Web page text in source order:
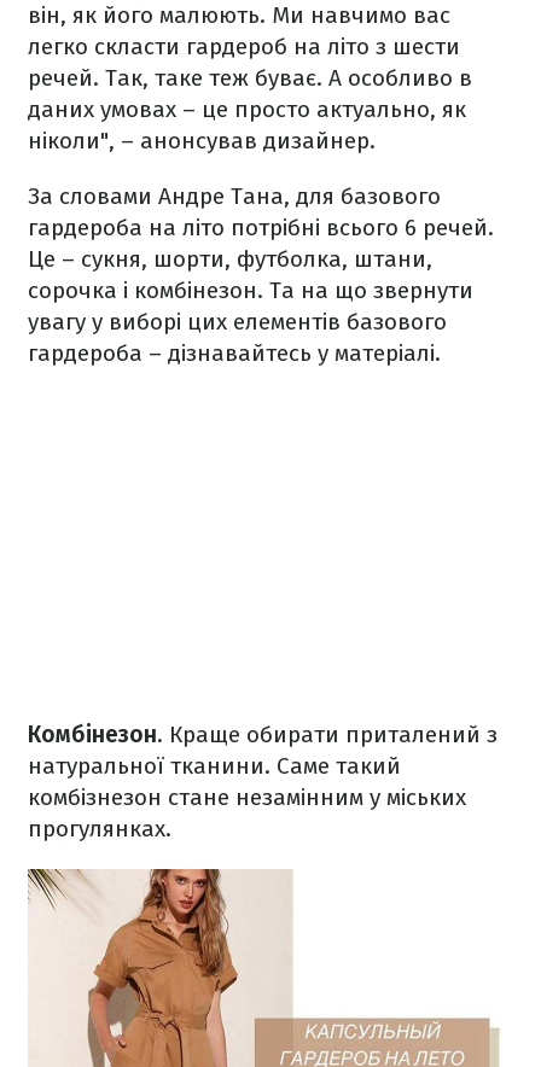
він, як його малюють. Ми навчимо вас
легко скласти гардероб на літо з шести
речей. Так, таке теж буває. А особливо в
даних умовах – це просто актуально, як
ніколи", – анонсував дизайнер.
За словами Андре Тана, для базового
гардероба на літо потрібні всього 6 речей.
Це – сукня, шорти, футболка, штани,
сорочка і комбінезон. Та на що звернути
увагу у виборі цих елементів базового
гардероба – дізнавайтесь у матеріалі.
Комбінезон. Краще обирати приталений з
натуральної тканини. Саме такий
комбізнезон стане незамінним у міських
прогулянках.